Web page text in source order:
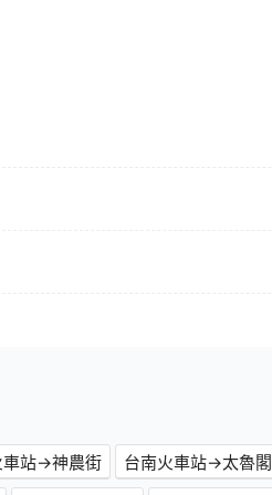
會超過座位的上限。
車站→神農街 台南火車站→太魯閣